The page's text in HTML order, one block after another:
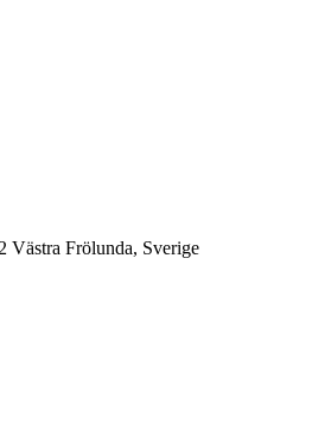
Västra Frölunda, Sverige